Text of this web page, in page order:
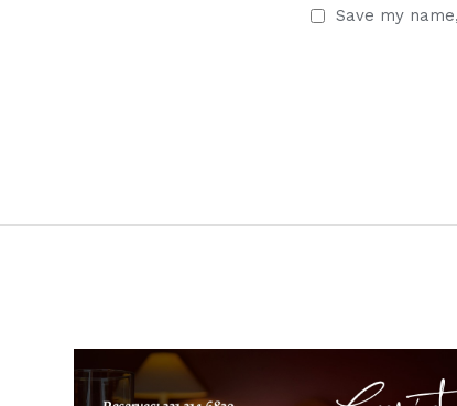
Save my